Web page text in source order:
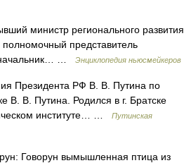
министр регионального развития
представитель
начальник… …
Энциклопедия ньюсмейкеров
Президента РФ В. В. Путина по
В. В. Путина. Родился в г. Братске
институте… …
Путинская
Говорун вымышленная птица из